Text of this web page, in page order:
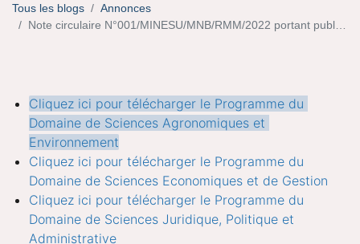
Tous les blogs
Annonces
Note circulaire N°001/MINESU/MNB/RMM/2022 portant publication des maquettes des puclications des curricula des formations en système LMD 2021-2022.
Cliquez ici pour télécharger le Programme du
Domaine de Sciences Agronomiques et
Environnement
Cliquez ici pour télécharger le Programme du
Domaine de Sciences Economiques et de Gestion
Cliquez ici pour télécharger le Programme du
Domaine de Sciences Juridique, Politique et
Administrative